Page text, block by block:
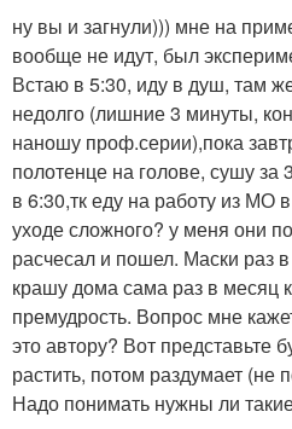
ну вы и загнули))) мне на
вообще не идут, был
Встаю в 5:30, иду в душ, там
недолго (лишние 3 минуты,
наношу проф.серии),пока
полотенце на голове, сушу
в 6:30,тк еду на работу из МО
уходе сложного? у меня они
расчесал и пошел. Маски раз
крашу дома сама раз в месяц
премудрость. Вопрос мне
это автору? Вот представьте
растить, потом раздумает (не
Надо понимать нужны ли